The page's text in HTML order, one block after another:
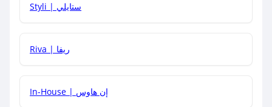
هل يمكنني جمع كود خصم مع العروض الأخرى؟
Styli | ستايلي
Riva | ريفا
In-House | إن هاوس